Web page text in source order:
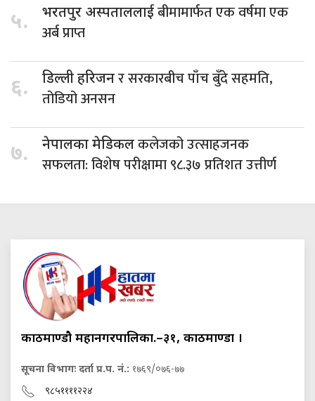
५. भरतपुर अस्पताललाईबीमामार्फत एक वर्षमा एक
अर्ब प्राप्त
६. डिल्ली हरिजनर सरकारबीच पाँच बुँदे सहमति,
तोडियो अनसन
७. नेपालका मेडिकलकलेजको उत्साहजनक
सफलता: विशेष परीक्षामा ९८.३७ प्रतिशत उत्तीर्ण
काठमाण्डौ महानगरपालिका.–३१, काठमाण्डौं ।
सूचना विभागः दर्ता प्र.प. नं.: १७६९/०७६-७७
९८५११११२२४